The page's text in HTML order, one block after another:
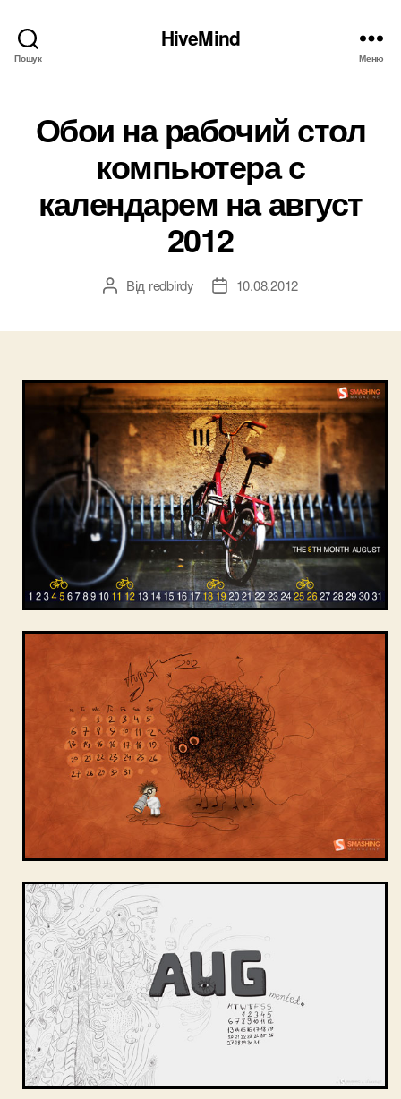
Пошук
HiveMind
Меню
Обои на рабочий стол
компьютера с
календарем на август
2012
Автор
Від redbirdy
Дата10.08.2012